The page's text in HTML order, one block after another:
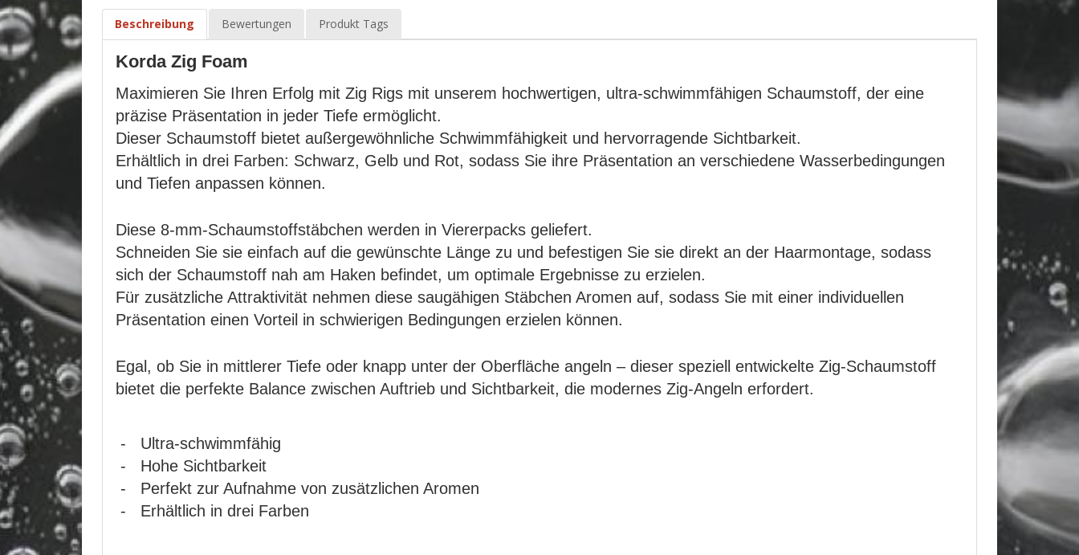
Beschreibung Bewertungen Produkt Tags
Korda Zig Foam
Maximieren Sie Ihren Erfolg mit Zig Rigs mit unserem hochwertigen, ultra-schwimmfähigen Schaumstoff, der eine
präzise Präsentation in jeder Tiefe ermöglicht.
Dieser Schaumstoff bietet außergewöhnliche Schwimmfähigkeit und hervorragende Sichtbarkeit.
Erhältlich in drei Farben: Schwarz, Gelb und Rot, sodass Sie ihre Präsentation an verschiedene Wasserbedingungen
und Tiefen anpassen können.
Diese 8-mm-Schaumstoffstäbchen werden in Viererpacks geliefert.
Schneiden Sie sie einfach auf die gewünschte Länge zu und befestigen Sie sie direkt an der Haarmontage, sodass
sich der Schaumstoff nah am Haken befindet, um optimale Ergebnisse zu erzielen.
Für zusätzliche Attraktivität nehmen diese saugähigen Stäbchen Aromen auf, sodass Sie mit einer individuellen
Präsentation einen Vorteil in schwierigen Bedingungen erzielen können.
Egal, ob Sie in mittlerer Tiefe oder knapp unter der Oberfläche angeln – dieser speziell entwickelte Zig-Schaumstoff
bietet die perfekte Balance zwischen Auftrieb und Sichtbarkeit, die modernes Zig-Angeln erfordert.
- Ultra-schwimmfähig
- Hohe Sichtbarkeit
- Perfekt zur Aufnahme von zusätzlichen Aromen
- Erhältlich in drei Farben